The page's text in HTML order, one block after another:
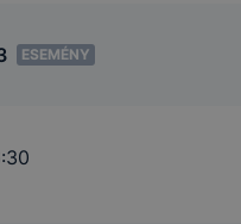
ESEMÉNY